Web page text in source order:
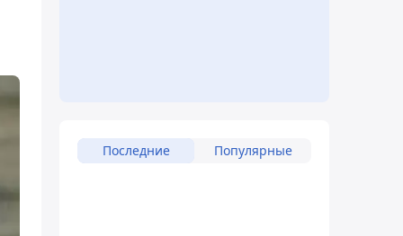
Последние Популярные